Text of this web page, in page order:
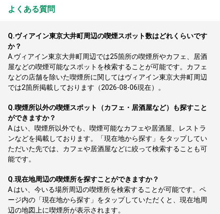
よくある質問
Q.ヴィアイン東京大井町周辺の喫煙スポット数はどれくらいです
か？
A. ヴィアイン東京大井町周辺では25箇所の喫煙所やカフェ、居酒
屋などの喫煙可能なスポットを検索することが可能です。カフェ
などの店舗を除いた喫煙所に関してはヴィアイン東京大井町周辺
では2箇所掲載しております（2026-08-06現在）。
Q.喫煙所以外の喫煙スポット（カフェ・居酒屋など）も探すこと
ができますか？
A. はい、喫煙所以外でも、喫煙可能なカフェや居酒屋、レストラ
ンなどを掲載しております。「現在地から探す」をタップしてい
ただいた先では、カフェや居酒屋などに絞って検索することも可
能です。
Q.現在地周辺の喫煙所を探すことができますか？
A. はい、今いる場所周辺の喫煙所を検索することが可能です。ペ
ージ内の「現在地から探す」をタップしていただくと、現在地周
辺の地図上に喫煙所が表示されます。